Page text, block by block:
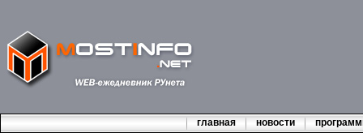
главная новости